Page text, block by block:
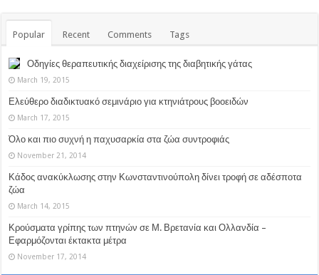
Popular Recent Comments Tags
Οδηγίες θεραπευτικής διαχείρισης της διαβητικής γάτας
March 19, 2015
Ελεύθερο διαδικτυακό σεμινάριο για κτηνιάτρους βοοειδών
March 17, 2015
Όλο και πιο συχνή η παχυσαρκία στα ζώα συντροφιάς
November 21, 2014
Κάδος ανακύκλωσης στην Κωνσταντινούπολη δίνει τροφή σε αδέσποτα
ζώα
March 14, 2015
Κρούσματα γρίπης των πτηνών σε Μ. Βρετανία και Ολλανδία –
Εφαρμόζονται έκτακτα μέτρα
November 17, 2014